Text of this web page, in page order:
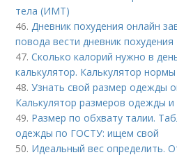
тела (ИМТ)
46.Дневник похудения онлайн
повода вести дневник похудения
47.Сколько калорий нужно в
калькулятор. Калькулятор
48.Узнать свой размер одежды
Калькулятор размеров одежды и
49. Размер по обхвату талии.
одежды по ГОСТУ: ищем свой
50. Идеальный вес определить.